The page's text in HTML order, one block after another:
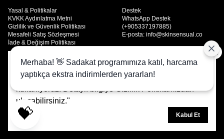
Size daha iyi bir deneyim sunmak, sitemizin işleyişini
analiz etmek ve içerikleri kişiselleştirmek için çerezleri
kullanıyoruz. Detaylı bilgiye
ulaşabilirsiniz."
Kabul Et
Yasal & Politikalar
KVKK Aydınlatma Metni
Gizlilik ve Güvenlik Politikası
Mesafeli Satış Sözleşmesi
İade & Değişim Politikası
Destek
WhatsApp Destek
(+905337197885)
E-posta: info@skinsensual.co
Skinsensual; doğaya dost, temiz içerikli ve sonuç odaklı cilt bakım
ürünleri sunar. Huzuru cildinde hisset.
© 2025 SKINSENSUAL - Tüm Hakları Saklıdır.
Merhaba! 👋 Sadakat programımıza katıl, harcama
yaptıkça ekstra indirimlerden yararlan!
💝